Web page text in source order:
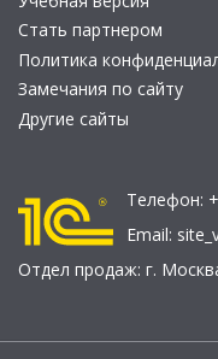
Стать партнером
Политика
Замечания по сайту
Другие сайты
Телефон:
Email:
Отдел продаж: г.